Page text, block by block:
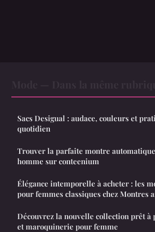
Sacs Desigual : audace, couleurs et
quotidien
Trouver la parfaite montre automatique
homme sur conteenium
Élégance intemporelle à acheter : les
pour femmes classiques chez Montres
Découvrez la nouvelle collection prêt à
et maroquinerie pour femme